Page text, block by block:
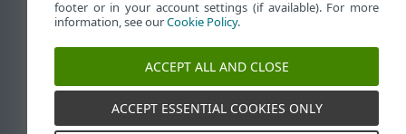
Prikaži stranicu za radnu površinu
End of Life
ESET-ova baza znanja
ESET Status Portal
Regionalna podrška
footer or in your account settings (if available). For more
information, see ourCookie Policy.
ACCEPT ALL AND CLOSE
ACCEPT ESSENTIAL COOKIES ONLY